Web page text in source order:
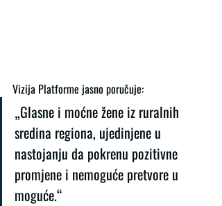
Vizija Platforme jasno poručuje:
„Glasne i moćne žene iz ruralnih
sredina regiona, ujedinjene u
nastojanju da pokrenu pozitivne
promjene i nemoguće pretvore u
moguće.“